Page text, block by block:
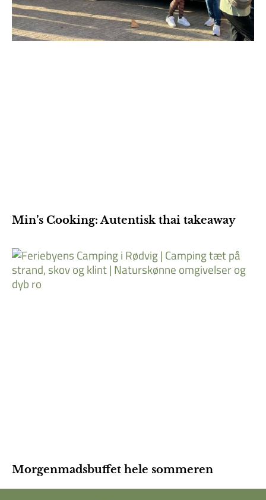
Min’s Cooking: Autentisk thai takeaway
Morgenmadsbuffet hele sommeren